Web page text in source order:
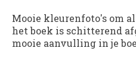
Mooie kleurenfoto's om
het boek is schitterend
mooie aanvulling in je